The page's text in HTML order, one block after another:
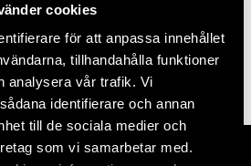
cookies
för att anpassa innehållet
tillhandahålla funktioner
analysera vår trafik. Vi
identifierare och annan
till de sociala medier och
som vi samarbetar med.